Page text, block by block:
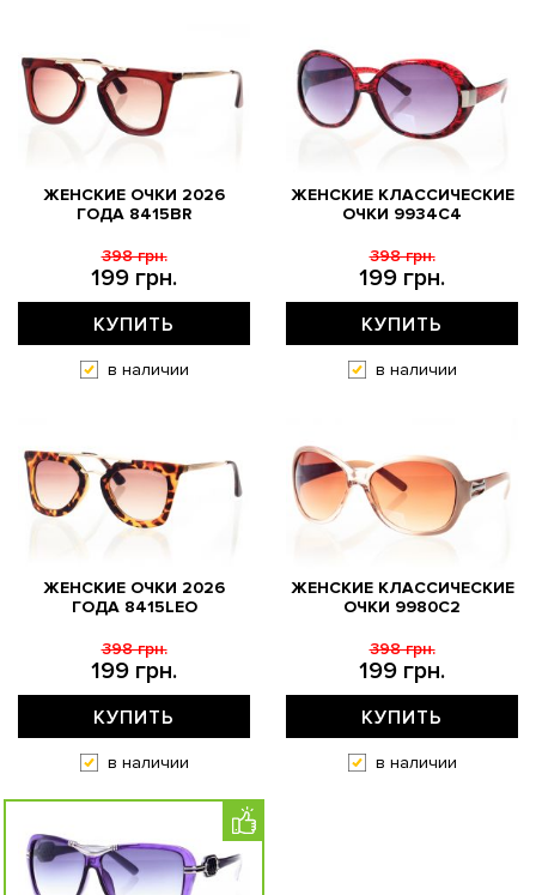
ЖЕНСКИЕ ОЧКИ 2026
ГОДА 8415BR
199 грн.
398 грн.
КУПИТЬ
в наличии
ЖЕНСКИЕ КЛАССИЧЕСКИЕ
ОЧКИ 9934C4
199 грн.
398 грн.
КУПИТЬ
в наличии
ЖЕНСКИЕ ОЧКИ 2026
ГОДА 8415LEO
199 грн.
398 грн.
КУПИТЬ
в наличии
ЖЕНСКИЕ КЛАССИЧЕСКИЕ
ОЧКИ 9980C2
199 грн.
398 грн.
КУПИТЬ
в наличии